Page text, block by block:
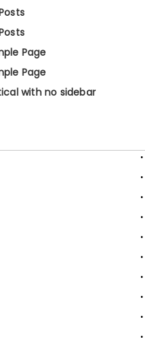
Page
Page
with no sidebar